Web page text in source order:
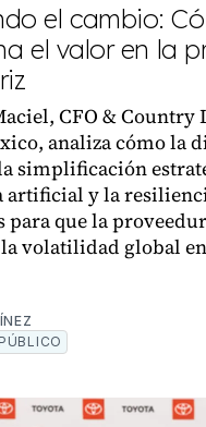
el cambio:
el valor en la
CFO & Country
analiza cómo la
simplificación
artificial y la
para que la
volatilidad global
PÚBLICO